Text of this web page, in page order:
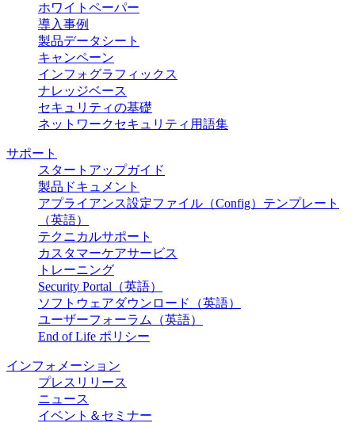
ホワイトペーパー
導入事例
製品データシート
キャンペーン
インフォグラフィックス
ナレッジベース
セキュリティの基礎
ネットワークセキュリティ用語集
サポート
スタートアップガイド
製品ドキュメント
アプライアンス設定ファイル（Config）テンプレート
（英語）
テクニカルサポート
カスタマーケアサービス
トレーニング
Security Portal（英語）
ソフトウェアダウンロード（英語）
ユーザーフォーラム（英語）
End of Life ポリシー
インフォメーション
プレスリリース
ニュース
イベント＆セミナー